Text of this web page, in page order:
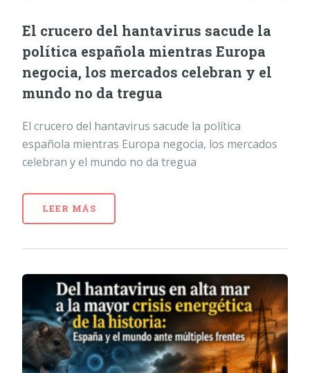
El crucero del hantavirus sacude la
política española mientras Europa
negocia, los mercados celebran y el
mundo no da tregua
El crucero del hantavirus sacude la política
española mientras Europa negocia, los mercados
celebran y el mundo no da tregua
LEER MÁS